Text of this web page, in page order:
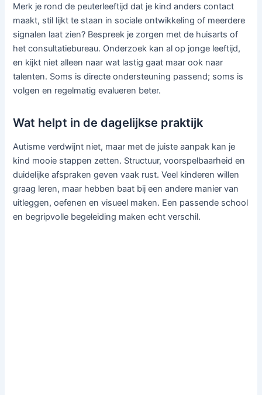
Merk je rond de peuterleeftijd dat je kind anders contact
maakt, stil lijkt te staan in sociale ontwikkeling of meerdere
signalen laat zien? Bespreek je zorgen met de huisarts of
het consultatiebureau. Onderzoek kan al op jonge leeftijd,
en kijkt niet alleen naar wat lastig gaat maar ook naar
talenten. Soms is directe ondersteuning passend; soms is
volgen en regelmatig evalueren beter.
Wat helpt in de dagelijkse praktijk
Autisme verdwijnt niet, maar met de juiste aanpak kan je
kind mooie stappen zetten. Structuur, voorspelbaarheid en
duidelijke afspraken geven vaak rust. Veel kinderen willen
graag leren, maar hebben baat bij een andere manier van
uitleggen, oefenen en visueel maken. Een passende school
en begripvolle begeleiding maken echt verschil.